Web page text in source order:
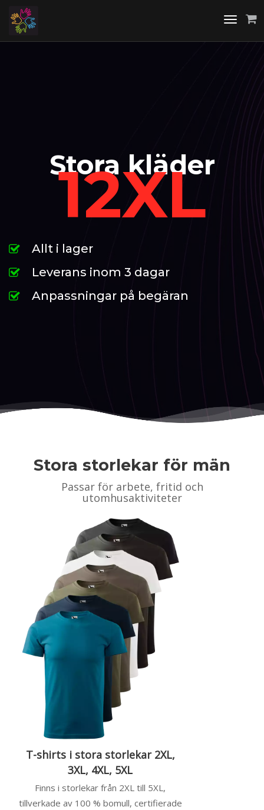
Toggle
Stora kläder
12XL
Allt i lager
Leverans inom 3 dagar
Anpassningar på begäran
Stora storlekar för män
Passar för arbete, fritid och
utomhusaktiviteter
T-shirts i stora storlekar 2XL,
3XL, 4XL, 5XL
Finns i storlekar från 2XL till 5XL,
tillverkade av 100 % bomull, certifierade